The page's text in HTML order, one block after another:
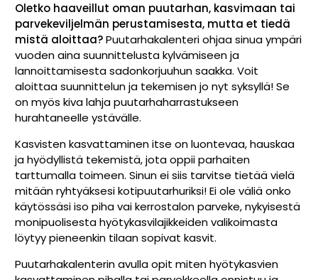
Oletko haaveillut oman puutarhan, kasvimaan tai
parvekeviljelmän perustamisesta, mutta et tiedä
mistä aloittaa?Puutarhakalenteri ohjaa sinua ympäri
vuoden aina suunnittelusta kylvämiseen ja
lannoittamisesta sadonkorjuuhun saakka. Voit
aloittaa suunnittelun ja tekemisen jo nyt syksyllä! Se
on myös kiva lahja puutarhaharrastukseen
hurahtaneelle ystävälle.
Kasvisten kasvattaminen itse on luontevaa, hauskaa
ja hyödyllistä tekemistä, jota oppii parhaiten
tarttumalla toimeen. Sinun ei siis tarvitse tietää vielä
mitään ryhtyäksesi kotipuutarhuriksi! Ei ole väliä onko
käytössäsi iso piha vai kerrostalon parveke, nykyisestä
monipuolisesta hyötykasvilajikkeiden valikoimasta
löytyy pieneenkin tilaan sopivat kasvit.
Puutarhakalenterin avulla opit miten hyötykasvien